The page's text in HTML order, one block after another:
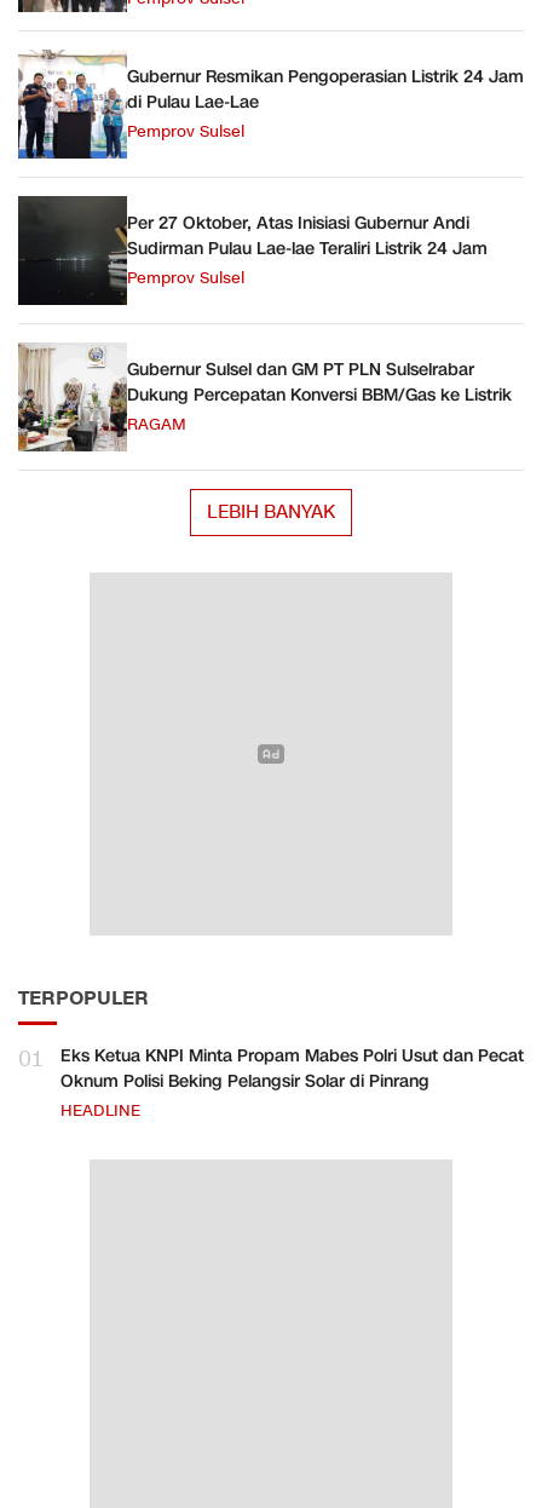
Gubernur Resmikan Pengoperasian Listrik 24 Jam
di Pulau Lae-Lae
Pemprov Sulsel
Per 27 Oktober, Atas Inisiasi Gubernur Andi
Sudirman Pulau Lae-lae Teraliri Listrik 24 Jam
Pemprov Sulsel
Gubernur Sulsel dan GM PT PLN Sulselrabar
Dukung Percepatan Konversi BBM/Gas ke Listrik
RAGAM
LEBIH BANYAK
TERPOPULER
01
Eks Ketua KNPI Minta Propam Mabes Polri Usut dan Pecat
Oknum Polisi Beking Pelangsir Solar di Pinrang
HEADLINE